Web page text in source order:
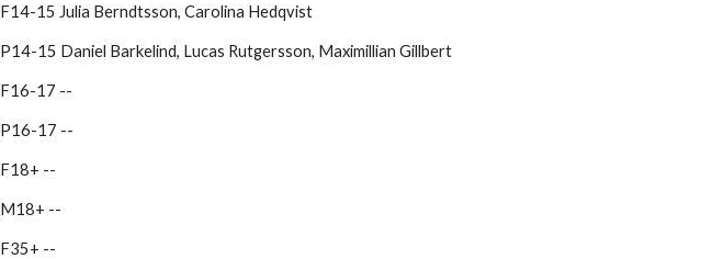
F14-15 Julia Berndtsson, Carolina Hedqvist
P14-15 Daniel Barkelind, Lucas Rutgersson, Maximillian Gillbert
F16-17 --
P16-17 --
F18+ --
M18+ --
F35+ --